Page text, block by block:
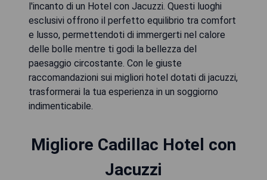
l'incanto di un Hotel con Jacuzzi. Questi luoghi
esclusivi offrono il perfetto equilibrio tra comfort
e lusso, permettendoti di immergerti nel calore
delle bolle mentre ti godi la bellezza del
paesaggio circostante. Con le giuste
raccomandazioni sui migliori hotel dotati di jacuzzi,
trasformerai la tua esperienza in un soggiorno
indimenticabile.
Migliore Cadillac Hotel con
Jacuzzi